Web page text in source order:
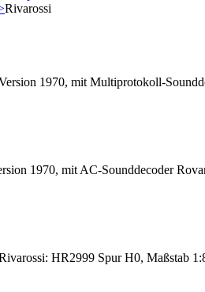
Rivarossi
1970, mit Multiprotokoll-
1970, mit AC-Sounddecoder
HR2999 Spur H0, Maßstab